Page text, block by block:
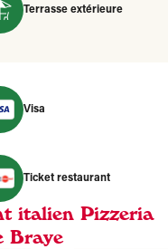
Terrasse extérieure
Visa
Ticket restaurant
italien Pizzeria
Braye